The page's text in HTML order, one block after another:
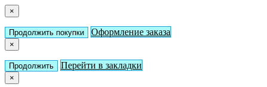
×
Продолжить покупки Оформление заказа
×
Продолжить Перейти в закладки
×